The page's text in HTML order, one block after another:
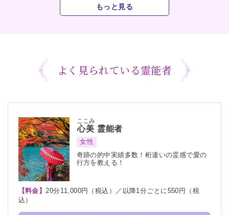
もっと見る
よく見られている霊能者
心美
ここみ
霊能者
女性
奇跡の的中実績多数！桁違いの霊感で愛の
行方を教える！
【料金】20分11,000円（税込）／以降1分ごとに550円（税
込）